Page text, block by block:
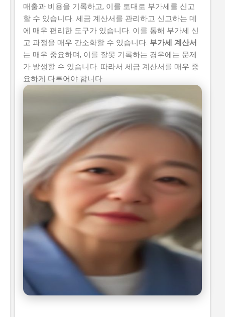
매출과 비용을 기록하고, 이를 토대로 부가세를 신고
할 수 있습니다. 세금 계산서를 관리하고 신고하는 데
에 매우 편리한 도구가 있습니다. 이를 통해 부가세 신
고 과정을 매우 간소화할 수 있습니다. 부가세 계산서
는 매우 중요하며, 이를 잘못 기록하는 경우에는 문제
가 발생할 수 있습니다. 따라서 세금 계산서를 매우 중
요하게 다루어야 합니다.